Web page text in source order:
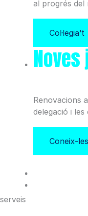
al progrés del
Col·legia't
Renovacions
delegació i les
Coneix-les
serveis